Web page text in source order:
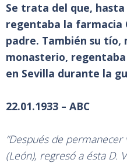
Se trata del que, hasta
regentaba la farmacia
padre. También su tío,
monasterio,
en Sevilla durante la
22.01.1933 – ABC
“Después de
(León), regresó a ésta D.